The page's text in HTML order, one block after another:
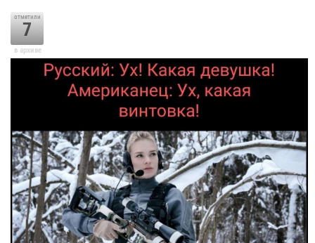
отметили
7
в архиве